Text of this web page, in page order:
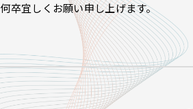
卒宜しくお願い申し上げます。